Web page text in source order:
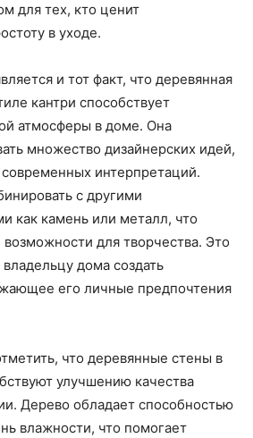
для тех, кто ценит
в уходе.
и тот факт, что деревянная
кантри способствует
атмосферы в доме. Она
множество дизайнерских идей,
интерпретаций.
с другими
как камень или металл, что
для творчества. Это
дома создать
его личные предпочтения
что деревянные стены в
улучшению качества
Дерево обладает способностью
влажности, что помогает